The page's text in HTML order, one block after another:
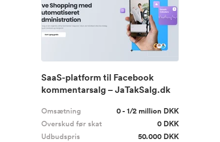
SaaS-platform til Facebook
kommentarsalg – JaTakSalg.dk
Omsætning
0 - 1/2 million DKK
Overskud før skat
0 DKK
Udbudspris
50.000 DKK